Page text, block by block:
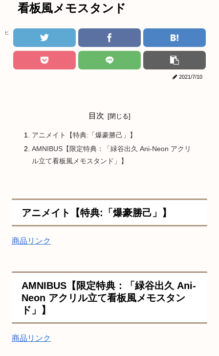
看板風メモスタンド
ヒロアカ
2021/7/10
目次
アニメイト【特典:「爆豪勝己」】
AMNIBUS【限定特典：「緑谷出久 Ani-Neon アクリ
ル立て看板風メモスタンド」】
アニメイト【特典:「爆豪勝己」】
商品リンク
AMNIBUS【限定特典：「緑谷出久 Ani-
Neon アクリル立て看板風メモスタン
ド」】
商品リンク